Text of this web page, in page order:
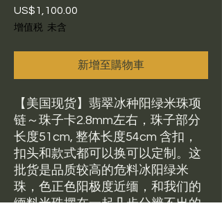
US$1,100.00
增值税 未含
新增至購物車
【美国现货】翡翠冰种阳绿米珠项
链～珠子卡2.8mm左右，珠子部分
长度51cm, 整体长度54cm 含扣，
扣头和款式都可以换可以定制。这
批货是品质较高的危料冰阳绿米
珠，色正色阳极度近缅，和我们的
缅料米珠摆在一起几步分辨不出的